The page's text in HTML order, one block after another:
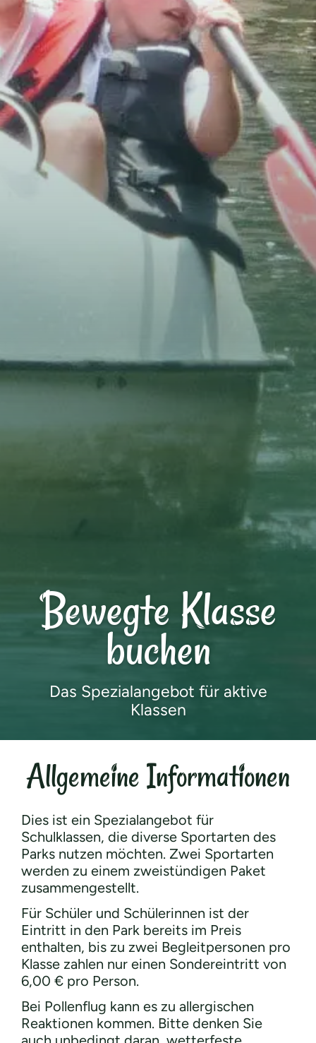
Bewegte Klasse
buchen
Das Spezialangebot für aktive
Klassen
Allgemeine Informationen
Dies ist ein Spezialangebot für
Schulklassen, die diverse Sportarten des
Parks nutzen möchten. Zwei Sportarten
werden zu einem zweistündigen Paket
zusammengestellt.
Für Schüler und Schülerinnen ist der
Eintritt in den Park bereits im Preis
enthalten, bis zu zwei Begleitpersonen pro
Klasse zahlen nur einen Sondereintritt von
6,00 € pro Person.
Bei Pollenflug kann es zu allergischen
Reaktionen kommen. Bitte denken Sie